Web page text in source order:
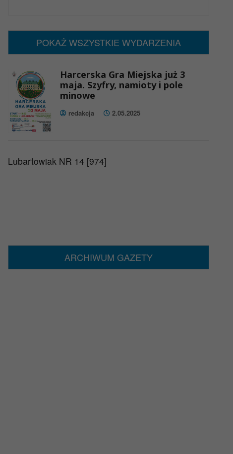
POKAŻ WSZYSTKIE WYDARZENIA
Harcerska Gra Miejska już 3
maja. Szyfry, namioty i pole
minowe
redakcja 2.05.2025
Lubartowiak NR 14 [974]
ARCHIWUM GAZETY